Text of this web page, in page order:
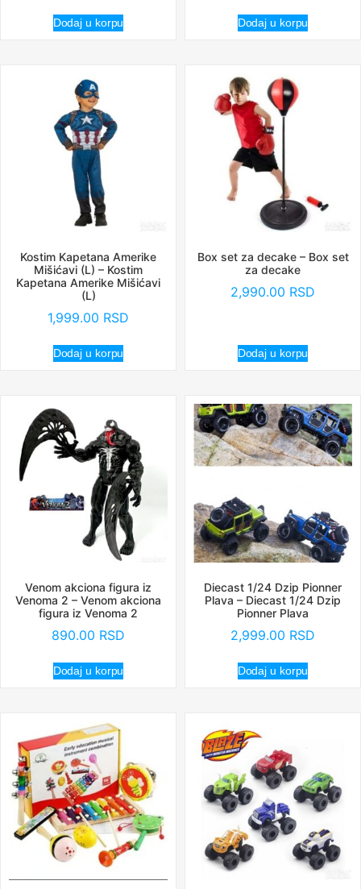
Dodaj u korpu Dodaj u korpu
Kostim Kapetana Amerike
Mišićavi (L) – Kostim
Kapetana Amerike Mišićavi
(L)
1,999.00 RSD
Dodaj u korpu
Box set za decake – Box set
za decake
2,990.00 RSD
Dodaj u korpu
Venom akciona figura iz
Venoma 2 – Venom akciona
figura iz Venoma 2
890.00 RSD
Dodaj u korpu
Diecast 1/24 Dzip Pionner
Plava – Diecast 1/24 Dzip
Pionner Plava
2,999.00 RSD
Dodaj u korpu